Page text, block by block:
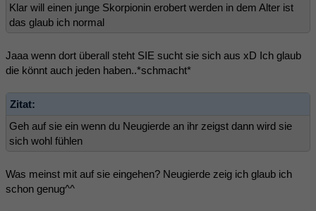
Klar will einen junge Skorpionin erobert werden in dem Alter ist
das glaub ich normal
Jaaa wenn dort überall steht SIE sucht sie sich aus xD Ich glaub
die könnt auch jeden haben..*schmacht*
Zitat:
Geh auf sie ein wenn du Neugierde an ihr zeigst dann wird sie
sich wohl fühlen
Was meinst mit auf sie eingehen? Neugierde zeig ich glaub ich
schon genug^^